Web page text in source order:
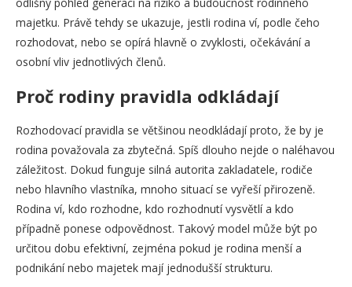
majetku. Právě tehdy se ukazuje, jestli rodina ví, podle čeho
rozhodovat, nebo se opírá hlavně o zvyklosti, očekávání a
osobní vliv jednotlivých členů.
Proč rodiny pravidla odkládají
Rozhodovací pravidla se většinou neodkládají proto, že by je
rodina považovala za zbytečná. Spíš dlouho nejde o naléhavou
záležitost. Dokud funguje silná autorita zakladatele, rodiče
nebo hlavního vlastníka, mnoho situací se vyřeší přirozeně.
Rodina ví, kdo rozhodne, kdo rozhodnutí vysvětlí a kdo
případně ponese odpovědnost. Takový model může být po
určitou dobu efektivní, zejména pokud je rodina menší a
podnikání nebo majetek mají jednodušší strukturu.